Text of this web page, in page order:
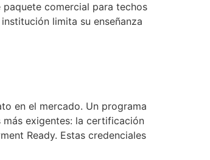
comercial para techos
limita su enseñanza
en el mercado. Un programa
más exigentes: la certificación
Ready. Estas credenciales